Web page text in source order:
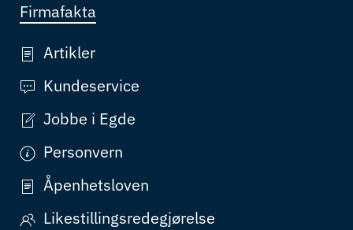
Firmafakta
Artikler
Kundeservice
Jobbe i Egde
Personvern
Åpenhetsloven
Likestillingsredegjørelse